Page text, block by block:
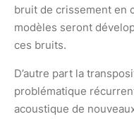
bruit de crissement en
modèles seront
ces bruits.
D’autre part la
problématique
acoustique de